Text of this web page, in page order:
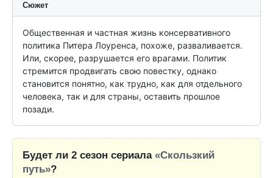
Сюжет
Общественная и частная жизнь консервативного
политика Питера Лоуренса, похоже, разваливается.
Или, скорее, разрушается его врагами. Политик
стремится продвигать свою повестку, однако
становится понятно, как трудно, как для отдельного
человека, так и для страны, оставить прошлое
позади.
Будет ли 2 сезон сериала «Скользкий
путь»?